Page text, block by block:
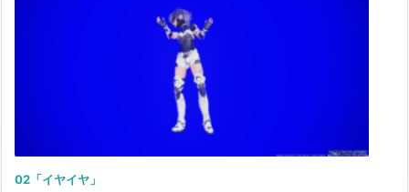
02「イヤイヤ」